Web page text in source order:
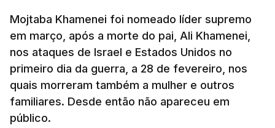
Mojtaba Khamenei foi nomeado líder supremo
em março, após a morte do pai, Ali Khamenei,
nos ataques de Israel e Estados Unidos no
primeiro dia da guerra, a 28 de fevereiro, nos
quais morreram também a mulher e outros
familiares. Desde então não apareceu em
público.